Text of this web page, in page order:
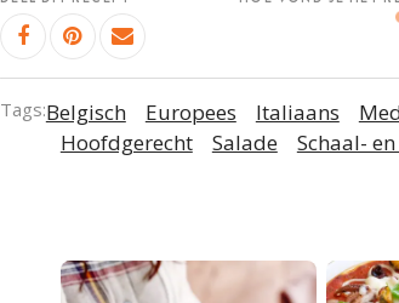
Tags:Belgisch Europees Italiaans
Hoofdgerecht
Salade Schaal-